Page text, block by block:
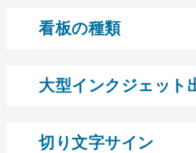
看板の種類
大型インクジェット
切り文字サイン